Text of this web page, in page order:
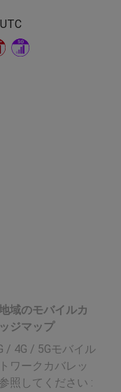
域のモバイルカ
ジマップ
/ 4G / 5Gモバイル
ワークカバレッ
照してください :